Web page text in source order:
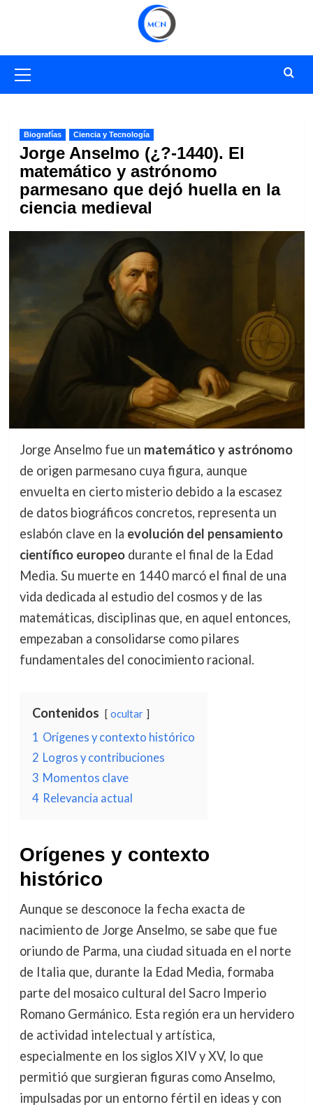
primario
Biografías Ciencia y Tecnología
Jorge Anselmo (¿?-1440). El
matemático y astrónomo
parmesano que dejó huella en la
ciencia medieval
Jorge Anselmo fue un matemático y astrónomo
de origen parmesano cuya figura, aunque
envuelta en cierto misterio debido a la escasez
de datos biográficos concretos, representa un
eslabón clave en la evolución del pensamiento
científico europeodurante el final de la Edad
Media. Su muerte en 1440 marcó el final de una
vida dedicada al estudio del cosmos y de las
matemáticas, disciplinas que, en aquel entonces,
empezaban a consolidarse como pilares
fundamentales del conocimiento racional.
Contenidos ocultar
1 Orígenes y contexto histórico
2 Logros y contribuciones
3 Momentos clave
4 Relevancia actual
Orígenes y contexto
histórico
Aunque se desconoce la fecha exacta de
nacimiento de Jorge Anselmo, se sabe que fue
oriundo de Parma, una ciudad situada en el norte
de Italia que, durante la Edad Media, formaba
parte del mosaico cultural del Sacro Imperio
Romano Germánico. Esta región era un hervidero
de actividad intelectual y artística,
especialmente en los siglos XIV y XV, lo que
permitió que surgieran figuras como Anselmo,
impulsadas por un entorno fértil en ideas y con